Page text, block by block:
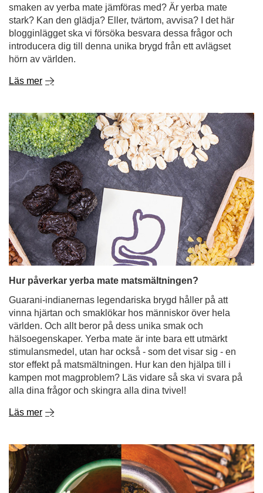
smaken av yerba mate jämföras med? Är yerba mate
stark? Kan den glädja? Eller, tvärtom, avvisa? I det här
blogginlägget ska vi försöka besvara dessa frågor och
introducera dig till denna unika brygd från ett avlägset
hörn av världen.
Läs mer
Hur påverkar yerba mate matsmältningen?
Guarani-indianernas legendariska brygd håller på att
vinna hjärtan och smaklökar hos människor över hela
världen. Och allt beror på dess unika smak och
hälsoegenskaper. Yerba mate är inte bara ett utmärkt
stimulansmedel, utan har också - som det visar sig - en
stor effekt på matsmältningen. Hur kan den hjälpa till i
kampen mot magproblem? Läs vidare så ska vi svara på
alla dina frågor och skingra alla dina tvivel!
Läs mer